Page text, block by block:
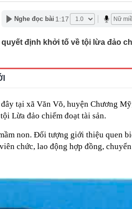
đến người thường xuyên nhận tiền
điện lớn nhất thế giới, gấp 3 lần Tam
vào tài khoản của chính mình, người
nâng khung thép 125 tấn cho nhà hát
- Quỳnh Nga
thích đặt 1 lọ dầu gió trong nhà vệ
Ukraine
tịch Tập đoàn Hưng Thịnh lãnh 10 năm tù
bằng AI
Nghe đọc bài 1:17
định khởi tố về tội lừa đảo
tại xã Văn Võ, huyện Chương
Lừa đảo chiếm đoạt tài sản.
non. Đối tượng giới thiệu quen
chức, lao động hợp đồng,